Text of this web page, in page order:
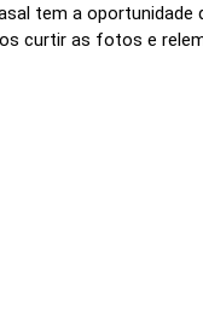
tem a oportunidade
curtir as fotos e